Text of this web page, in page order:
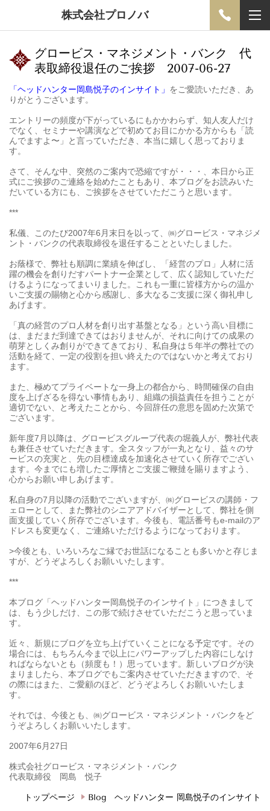
株式会社プロノバ
グロービス・マネジメント・バンク 代
表取締役退任のご挨拶 2007-06-27
「ヘッドハンター岡島悦子のインサイト」 をご愛読いただき、あ
りがとうございます。
エントリーの頻度が下がっているにもかかわらず、知人友人だけ
でなく、セミナーや講演などで初めてお目にかかる方からも「読
んでますよ〜」と言っていただき、本当に嬉しく思っておりま
す。
さて、そんな中、突然のご案内で恐縮ですが・・・、本日から正
式にご挨拶のご連絡を始めたこともあり、本ブログをお読みいた
だいている方にも、ご挨拶をさせていただこうと思います。
***
私儀、このたび2007年6月末日を以って、㈱グロービス・マネジメ
ント・バンクの代表取締役を退任することといたしました。
お蔭様で、弊社も順調に業績を伸ばし、「経営のプロ」人材に活
躍の機会を創りだすパートナー企業として、広く認知していただ
けるようになってまいりました。これも一重に皆様方からの温か
いご支援の賜物と心から感謝し、多大なるご支援に深く御礼申し
あげます。
「真の経営のプロ人材を創り出す基盤となる」という高い目標に
は、まだまだ到達できてはおりませんが、それに向けての成果の
萌芽としくみ創りができてきており、私自身は５年半の弊社での
活動を経て、一定の役割を担い終えたのではないかと考えており
ます。
また、極めてプライベートな一身上の都合から、時間確保の自由
度を上げざるを得ない事情もあり、組織の損益責任を担うことが
適切でない、と考えたことから、今回辞任の意思を固めた次第で
ございます。
新年度7月以降は、グロービスグループ代表の堀義人が、弊社代表
も兼任させていただきます。全スタッフが一丸となり、益々のサ
ービスの充実と、先の目標達成を加速化させていく所存でござい
ます。今までにも増したご厚情とご支援ご鞭撻を賜りますよう、
心からお願い申しあげます。
私自身の7月以降の活動でございますが、㈱グロービスの講師・フ
ェローとして、また弊社のシニアアドバイザーとして、弊社を側
面支援していく所存でございます。今後も、電話番号もe-mailのア
ドレスも変更なく、ご連絡いただけるようになっております。
>今後とも、いろいろなご縁でお世話になることも多いかと存じま
すが、どうぞよろしくお願いいたします。
***
本ブログ「ヘッドハンター岡島悦子のインサイト」につきまして
は、もう少しだけ、この形で続けさせていただこうと思っていま
す。
近々、新規にブログを立ち上げていくことになる予定です。その
場合には、もちろん今まで以上にパワーアップした内容にしなけ
ればならないとも（頻度も！）思っています。新しいブログが決
まりましたら、本ブログでもご案内させていただきますので、そ
の際にはまた、ご愛顧のほど、どうぞよろしくお願いいたしま
す。
それでは、今後とも、㈱グロービス・マネジメント・バンクをど
うぞよろしくお願いいたします。
2007年6月27日
株式会社グロービス・マネジメント・バンク
代表取締役 岡島 悦子
トップページ Blog ヘッドハンター 岡島悦子のインサイト